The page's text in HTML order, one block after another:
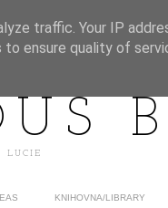
LUCIE
KNIHOVNA/LIBRARY
traffic. Your IP
ensure quality of